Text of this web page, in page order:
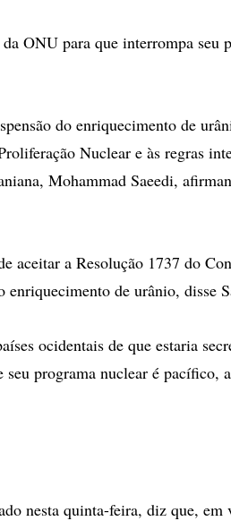
ONU para que interrompa seu
do enriquecimento de
Nuclear e às regras
Mohammad Saeedi,
aceitar a Resolução 1737 do
enriquecimento de urânio, disse
ocidentais de que estaria
seu programa nuclear é pacífico,
nesta quinta-feira, diz que, em